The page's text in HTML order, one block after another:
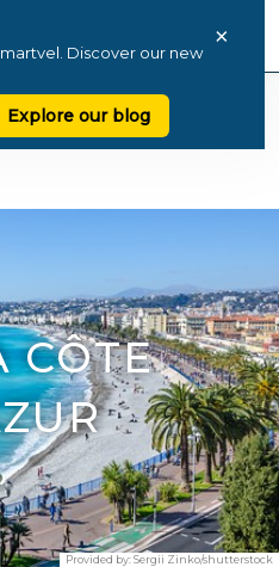
Discover our new
Explore our blog
×
CÔTE
Provided by:Sergii Zinko/shutterstock